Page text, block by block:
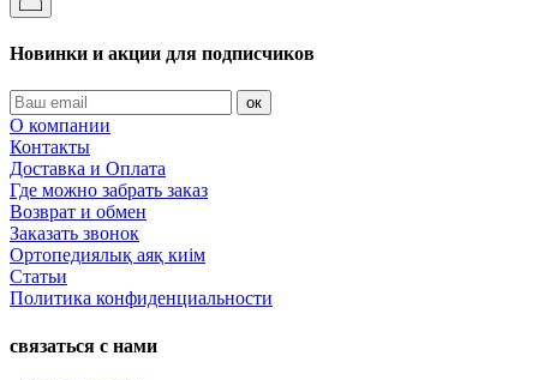
Новинки и акции для подписчиков
ок
О компании
Контакты
Доставка и Оплата
Где можно забрать заказ
Возврат и обмен
Заказать звонок
Ортопедиялық аяқ киім
Статьи
Политика конфиденциальности
связаться с нами